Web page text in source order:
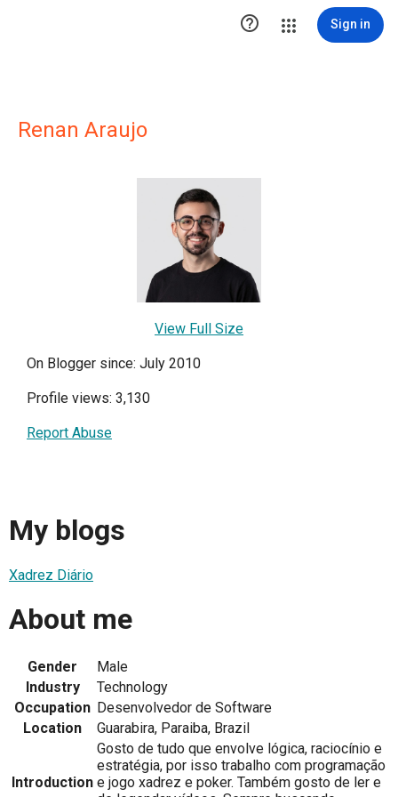
 Sign in
Renan Araujo
View Full Size
On Blogger since: July 2010
Profile views: 3,130
Report Abuse
My blogs
Xadrez Diário
About me
Gender
Male
Industry
Technology
Occupation Desenvolvedor de Software
Location
Guarabira, Paraiba, Brazil
Introduction
Gosto de tudo que envolve lógica, raciocínio e
estratégia, por isso trabalho com programação
e jogo xadrez e poker. Também gosto de ler e